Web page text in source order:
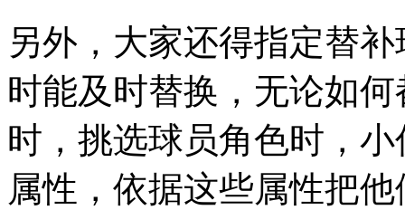
另外，大家还得指定替
时能及时替换，无论如
时，挑选球员角色时，
属性，依据这些属性把